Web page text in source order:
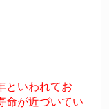
といわれてお
命が近づいてい